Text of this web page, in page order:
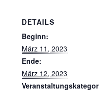
DETAILS
Beginn:
März 11, 2023
Ende:
März 12, 2023
Veranstaltungskategor